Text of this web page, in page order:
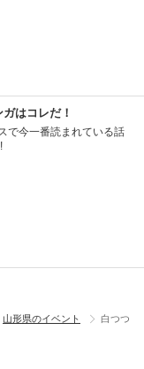
はコレだ！
で今一番読まれている話
山形県のイベント
白つつ